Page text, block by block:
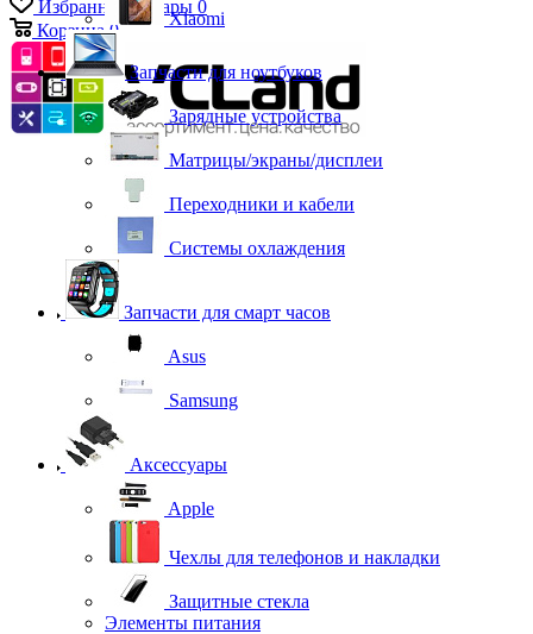
Избранные товары 0
Корзина 0
Xiaomi
Запчасти для ноутбуков
Зарядные устройства
Матрицы/экраны/дисплеи
Переходники и кабели
Системы охлаждения
Запчасти для смарт часов
Asus
Samsung
Аксессуары
Apple
Чехлы для телефонов и накладки
Защитные стекла
Элементы питания